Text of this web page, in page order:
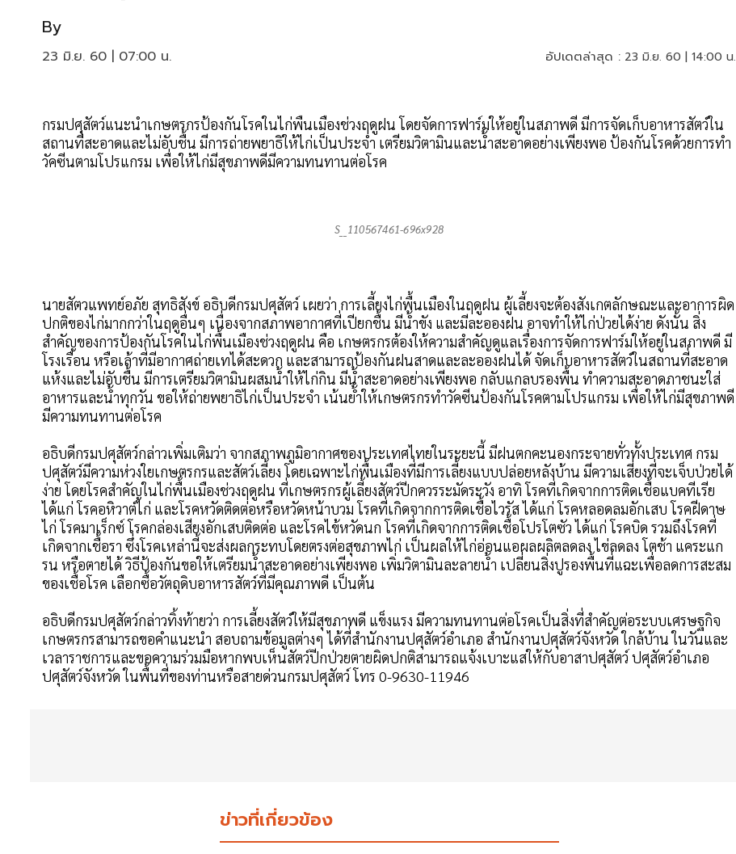
By
23 มิ.ย. 60 | 07:00 น. อัปเดตล่าสุด : 23 มิ.ย. 60 | 14:00 น.
กรมปศุสัตว์แนะนำเกษตรกรป้องกันโรคในไก่พื้นเมืองช่วงฤดูฝน โดยจัดการฟาร์มให้อยู่ในสภาพดี มีการจัดเก็บอาหารสัตว์ใน
สถานที่สะอาดและไม่อับชื้น มีการถ่ายพยาธิให้ไก่เป็นประจำ เตรียมวิตามินและน้ำสะอาดอย่างเพียงพอ ป้องกันโรคด้วยการทำ
วัคซีนตามโปรแกรม เพื่อให้ไก่มีสุขภาพดีมีความทนทานต่อโรค
S__110567461-696x928
นายสัตวแพทย์อภัย สุทธิสังข์ อธิบดีกรมปศุสัตว์ เผยว่า การเลี้ยงไก่พื้นเมืองในฤดูฝน ผู้เลี้ยงจะต้องสังเกตลักษณะและอาการผิด
ปกติของไก่มากกว่าในฤดูอื่นๆ เนื่องจากสภาพอากาศที่เปียกชื้น มีน้ำขัง และมีละอองฝน อาจทำให้ไก่ป่วยได้ง่าย ดังนั้น สิ่ง
สำคัญของการป้องกันโรคในไก่พื้นเมืองช่วงฤดูฝน คือ เกษตรกรต้องให้ความสำคัญดูแลเรื่องการจัดการฟาร์มให้อยู่ในสภาพดี มี
โรงเรือน หรือเล้าที่มีอากาศถ่ายเทได้สะดวก และสามารถป้องกันฝนสาดและละอองฝนได้ จัดเก็บอาหารสัตว์ในสถานที่สะอาด
แห้งและไม่อับชื้น มีการเตรียมวิตามินผสมน้ำให้ไก่กิน มีน้ำสะอาดอย่างเพียงพอ กลับแกลบรองพื้น ทำความสะอาดภาชนะใส่
อาหารและน้ำทุกวัน ขอให้ถ่ายพยาธิไก่เป็นประจำ เน้นย้ำให้เกษตรกรทำวัคซีนป้องกันโรคตามโปรแกรม เพื่อให้ไก่มีสุขภาพดี
มีความทนทานต่อโรค
อธิบดีกรมปศุสัตว์กล่าวเพิ่มเติมว่า จากสภาพภูมิอากาศของประเทศไทยในระยะนี้ มีฝนตกคะนองกระจายทั่วทั้งประเทศ กรม
ปศุสัตว์มีความห่วงใยเกษตรกรและสัตว์เลี้ยง โดยเฉพาะไก่พื้นเมืองที่มีการเลี้ยงแบบปล่อยหลังบ้าน มีความเสี่ยงที่จะเจ็บป่วยได้
ง่าย โดยโรคสำคัญในไก่พื้นเมืองช่วงฤดูฝน ที่เกษตรกรผู้เลี้ยงสัตว์ปีกควรระมัดระวัง อาทิ โรคที่เกิดจากการติดเชื้อแบคทีเรีย
ได้แก่ โรคอหิวาต์ไก่ และโรคหวัดติดต่อหรือหวัดหน้าบวม โรคที่เกิดจากการติดเชื้อไวรัส ได้แก่ โรคหลอดลมอักเสบ โรคฝีดาษ
ไก่ โรคมาเร็กซ์ โรคกล่องเสียงอักเสบติดต่อ และโรคไข้หวัดนก โรคที่เกิดจากการติดเชื้อโปรโตซัว ได้แก่ โรคบิด รวมถึงโรคที่
เกิดจากเชื้อรา ซึ่งโรคเหล่านี้จะส่งผลกระทบโดยตรงต่อสุขภาพไก่ เป็นผลให้ไก่อ่อนแอผลผลิตลดลง ไข่ลดลง โตช้า แคระแก
รน หรือตายได้ วิธีป้องกันขอให้เตรียมน้ำสะอาดอย่างเพียงพอ เพิ่มวิตามินละลายน้ำ เปลี่ยนสิ่งปูรองพื้นที่แฉะเพื่อลดการสะสม
ของเชื้อโรค เลือกซื้อวัตถุดิบอาหารสัตว์ที่มีคุณภาพดี เป็นต้น
อธิบดีกรมปศุสัตว์กล่าวทิ้งท้ายว่า การเลี้ยงสัตว์ให้มีสุขภาพดี แข็งแรง มีความทนทานต่อโรคเป็นสิ่งที่สำคัญต่อระบบเศรษฐกิจ
เกษตรกรสามารถขอคำแนะนำ สอบถามข้อมูลต่างๆ ได้ที่สำนักงานปศุสัตว์อำเภอ สำนักงานปศุสัตว์จังหวัด ใกล้บ้าน ในวันและ
เวลาราชการและขอความร่วมมือหากพบเห็นสัตว์ปีกป่วยตายผิดปกติสามารถแจ้งเบาะแสให้กับอาสาปศุสัตว์ ปศุสัตว์อำเภอ
ปศุสัตว์จังหวัด ในพื้นที่ของท่านหรือสายด่วนกรมปศุสัตว์ โทร 0-9630-11946
ข่าวที่เกี่ยวข้อง